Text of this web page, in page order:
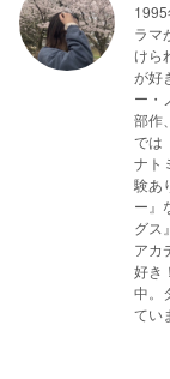
ラマ
けら
が好
ー・
部作
では
ナト
験あ
ー』
グス
アカ
好き
中。
てい